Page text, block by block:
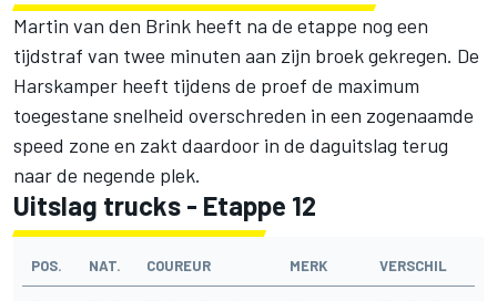
Martin van den Brink heeft na de etappe nog een
tijdstraf van twee minuten aan zijn broek gekregen. De
Harskamper heeft tijdens de proef de maximum
toegestane snelheid overschreden in een zogenaamde
speed zone en zakt daardoor in de daguitslag terug
naar de negende plek.
Uitslag trucks - Etappe 12
POS. NAT. COUREUR MERK VERSCHIL